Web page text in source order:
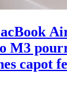
M3
capot